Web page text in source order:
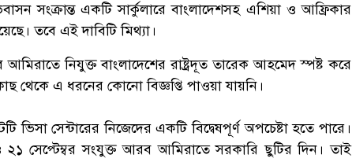
সংক্রান্ত একটি সার্কুলারে বাংলাদেশসহ এশিয়া ও আফ্রিকার
তবে এই দাবিটি মিথ্যা।
নিযুক্ত বাংলাদেশের রাষ্ট্রদূত তারেক আহমেদ স্পষ্ট করে
থেকে এ ধরনের কোনো বিজ্ঞপ্তি পাওয়া যায়নি।
সেন্টারের নিজেদের একটি বিদ্বেষপূর্ণ অপচেষ্টা হতে পারে।
সেপ্টেম্বর সংযুক্ত আরব আমিরাতে সরকারি ছুটির দিন। তাই